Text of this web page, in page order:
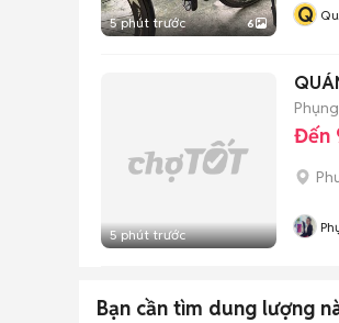
5 phút trước 6 Q
5 phút trước
Phụng
Đến
Bạn cần tìm dung lượng